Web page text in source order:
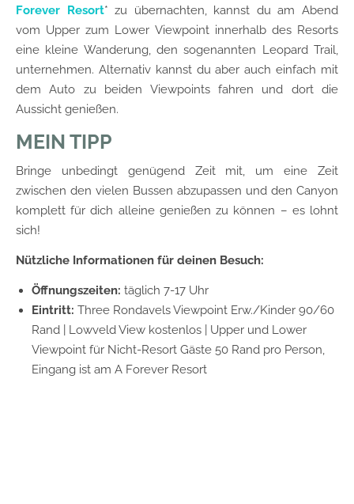
Forever Resort* zu übernachten, kannst du am Abend
vom Upper zum Lower Viewpoint innerhalb des Resorts
eine kleine Wanderung, den sogenannten Leopard Trail,
unternehmen. Alternativ kannst du aber auch einfach mit
dem Auto zu beiden Viewpoints fahren und dort die
Aussicht genießen.
MEIN TIPP
Bringe unbedingt genügend Zeit mit, um eine Zeit
zwischen den vielen Bussen abzupassen und den Canyon
komplett für dich alleine genießen zu können – es lohnt
sich!
Nützliche Informationen für deinen Besuch:
Öffnungszeiten: täglich 7-17 Uhr
Eintritt: Three Rondavels Viewpoint Erw./Kinder 90/60
Rand | Lowveld View kostenlos | Upper und Lower
Viewpoint für Nicht-Resort Gäste 50 Rand pro Person,
Eingang ist am A Forever Resort